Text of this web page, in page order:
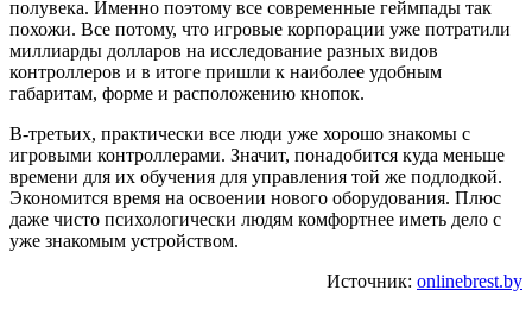
полувека. Именно поэтому все современные геймпады так
похожи. Все потому, что игровые корпорации уже потратили
миллиарды долларов на исследование разных видов
контроллеров и в итоге пришли к наиболее удобным
габаритам, форме и расположению кнопок.
В-третьих, практически все люди уже хорошо знакомы с
игровыми контроллерами. Значит, понадобится куда меньше
времени для их обучения для управления той же подлодкой.
Экономится время на освоении нового оборудования. Плюс
даже чисто психологически людям комфортнее иметь дело с
уже знакомым устройством.
Источник: onlinebrest.by